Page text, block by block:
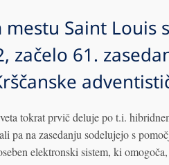
Saint Louis
začelo 61.
tokrat prvič deluje po t.i.
pa na zasedanju sodelujejo s
elektronski sistem, ki